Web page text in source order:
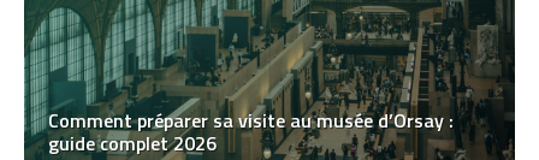
Comment préparer sa visite au musée d’Orsay :
guide complet 2026